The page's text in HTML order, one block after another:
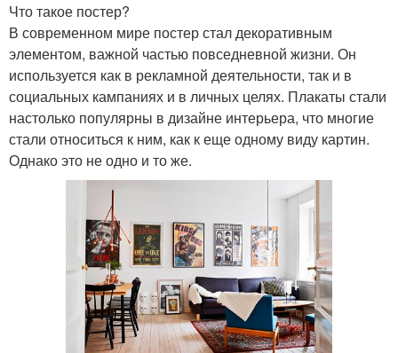
Что такое постер?
В современном мире постер стал декоративным
элементом, важной частью повседневной жизни. Он
используется как в рекламной деятельности, так и в
социальных кампаниях и в личных целях. Плакаты стали
настолько популярны в дизайне интерьера, что многие
стали относиться к ним, как к еще одному виду картин.
Однако это не одно и то же.